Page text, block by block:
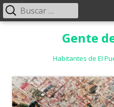
Gente
Habitantes de El
Menú
Buscar: